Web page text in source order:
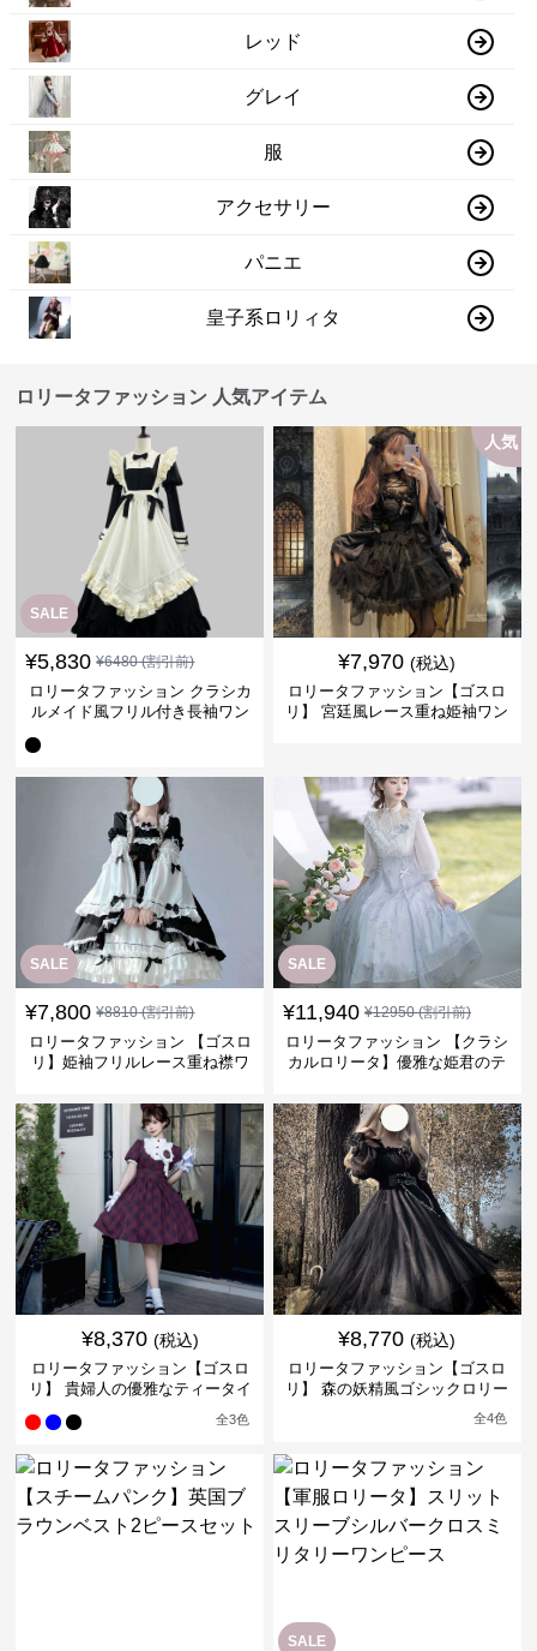
レッド
グレイ
服
アクセサリー
パニエ
皇子系ロリィタ
ロリータファッション 人気アイテム
SALE
¥5,830 ¥6480(割引前)
ロリータファッション クラシカ
ルメイド風フリル付き長袖ワン
人気
¥7,970 (税込)
ロリータファッション【ゴスロ
リ】 宮廷風レース重ね姫袖ワン
SALE
¥7,800 ¥8810(割引前)
ロリータファッション 【ゴスロ
リ】姫袖フリルレース重ね襟ワ
SALE
¥11,940 ¥12950(割引前)
ロリータファッション 【クラシ
カルロリータ】優雅な姫君のテ
¥8,370 (税込)
ロリータファッション【ゴスロ
リ】 貴婦人の優雅なティータイ
全3色
¥8,770 (税込)
ロリータファッション【ゴスロ
リ】 森の妖精風ゴシックロリー
全4色
SALE